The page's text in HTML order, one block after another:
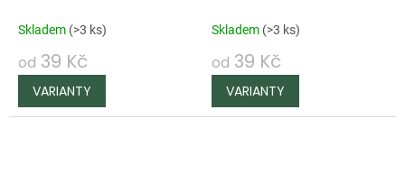
Skladem (>3 ks)
od 39 Kč
Skladem (>3 ks)
od 39 Kč